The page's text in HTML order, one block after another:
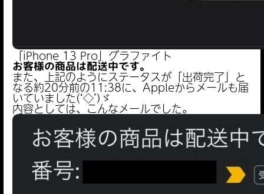
「iPhone 13 Pro」グラファイト
お客様の商品は配送中です。
また、上記のようにステータスが「出荷完了」と
なる約20分前の11:38に、Appleからメールも届
いていました(‘◇’)ゞ
内容としては、こんなメールでした。